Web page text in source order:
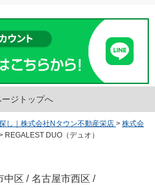
ージトップへ
し｜株式会社Nタウン不動産栄店 > 株式会
REGALEST DUO（デュオ）
中区 / 名古屋市西区 /